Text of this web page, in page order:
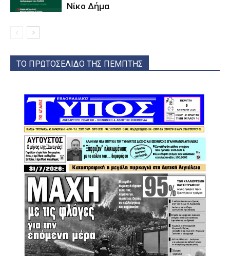
Νίκο Δήμα
ΤΟ ΠΡΩΤΟΣΕΛΙΔΟ ΤΗΣ ΠΕΜΠΤΗΣ